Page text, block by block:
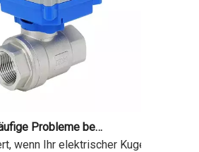
wenn Ihr elektrischer Kugelhahn